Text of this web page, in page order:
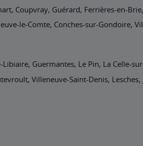
Coupvray, Guérard, Ferrières-en-
le-Comte, Conches-sur-Gondoire,
Guermantes, Le Pin, La Celle-
Villeneuve-Saint-Denis,